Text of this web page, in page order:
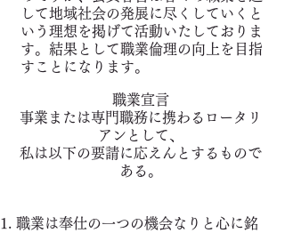
して地域社会の発展に尽くしていくと
いう理想を掲げて活動いたしておりま
す。結果として職業倫理の向上を目指
すことになります。
職業宣言
事業または専門職務に携わるロータリ
アンとして、
私は以下の要請に応えんとするもので
ある。
職業は奉仕の一つの機会なりと心に銘